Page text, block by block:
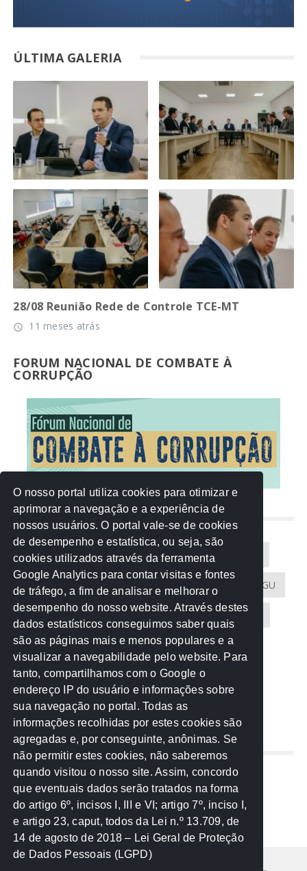
ÚLTIMA GALERIA
28/08 Reunião Rede de Controle TCE-MT
access_time 11 meses atrás
FORUM NACIONAL DE COMBATE À
CORRUPÇÃO
NUVEM DE TAGS
Acontece na Rede AGU AMM
Atricon Audicom CAU-MT CGU
CREA-MT Eventos MPC-MT MPE-MT
MPF Notícias PF PGE-MT PGR
Receita Federal Sem categoria
TCE-MT TCU TRE
REDE NOS ESTADOS
Mato Grosso do Sul
Paraná
Nacional
O nosso portal utiliza cookies para otimizar e
aprimorar a navegação e a experiência de
nossos usuários. O portal vale-se de cookies
de desempenho e estatística, ou seja, são
cookies utilizados através da ferramenta
Google Analytics para contar visitas e fontes
de tráfego, a fim de analisar e melhorar o
desempenho do nosso website. Através destes
dados estatísticos conseguimos saber quais
são as páginas mais e menos populares e a
visualizar a navegabilidade pelo website. Para
tanto, compartilhamos com o Google o
endereço IP do usuário e informações sobre
sua navegação no portal. Todas as
informações recolhidas por estes cookies são
agregadas e, por conseguinte, anônimas. Se
não permitir estes cookies, não saberemos
quando visitou o nosso site. Assim, concordo
que eventuais dados serão tratados na forma
do artigo 6º, incisos I, III e VI; artigo 7º, inciso I,
e artigo 23, caput, todos da Lei n.º 13.709, de
14 de agosto de 2018 – Lei Geral de Proteção
de Dados Pessoais (LGPD)